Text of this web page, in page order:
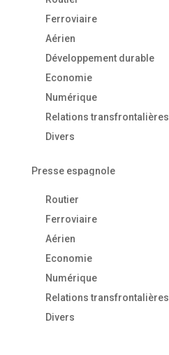
Ferroviaire
Aérien
Développement durable
Economie
Numérique
Relations transfrontalières
Divers
Presse espagnole
Routier
Ferroviaire
Aérien
Economie
Numérique
Relations transfrontalières
Divers